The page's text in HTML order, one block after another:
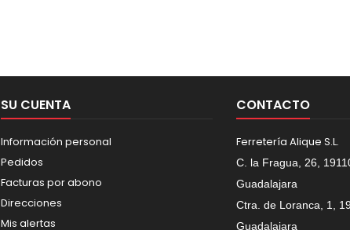
SU CUENTA
Información personal
Pedidos
Facturas por abono
Direcciones
Mis alertas
CONTACTO
Ferretería Alique S.L.
C. la Fragua, 26,
Guadalajara
Ctra. de Loranca, 1,
Guadalajara